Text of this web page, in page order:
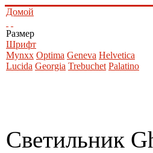
Домой
Размер
Шрифт
Mynxx Optima Geneva Helvetica
Lucida Georgia Trebuchet Palatino
Светильник